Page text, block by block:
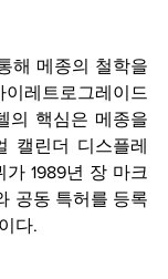
해 메종의 철학을
이레트로그레이드
의 핵심은 메종을
캘린더 디스플레
1989년 장 마크
공동 특허를 등록
다.